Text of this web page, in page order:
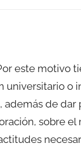
este motivo
o
de
sobre